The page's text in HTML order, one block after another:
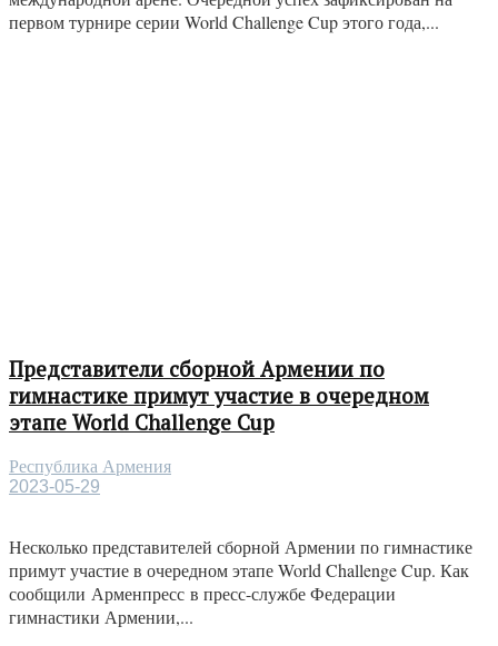
первом турнире серии World Challenge Cup этого года,...
Представители сборной Армении по
гимнастике примут участие в очередном
этапе World Challenge Cup
Республика Армения
2023-05-29
Несколько представителей сборной Армении по гимнастике
примут участие в очередном этапе World Challenge Cup. Как
сообщили Арменпресс в пресс-службе Федерации
гимнастики Армении,...